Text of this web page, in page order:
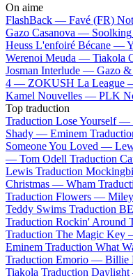
On aime
FlashBack — Favé (FR)
Gazo Casanova — Soolking
Heuss L'enfoiré Bécane —
Werenoi Meuda — Tiakola
Josman Interlude — Gazo
4 — ZOKUSH La League
Kamel Nouvelles — PLK
Top traduction
Traduction Lose Yourself —
Shady — Eminem
Someone You Loved —
— Tom Odell Traduction
Lewis Traduction
Christmas — Wham
Traduction Flowers —
Teddy Swims Traduction
Traduction Rockin' Around
Traduction The Magic Key
Eminem Traduction What
Traduction Emorio — Billie
Tiakola Traduction